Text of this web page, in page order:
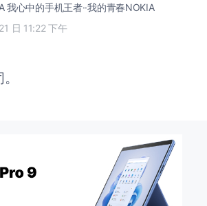
永远支持NOKIA 我心中的手机王者··我的青春NOKIA
日 11:22 下午